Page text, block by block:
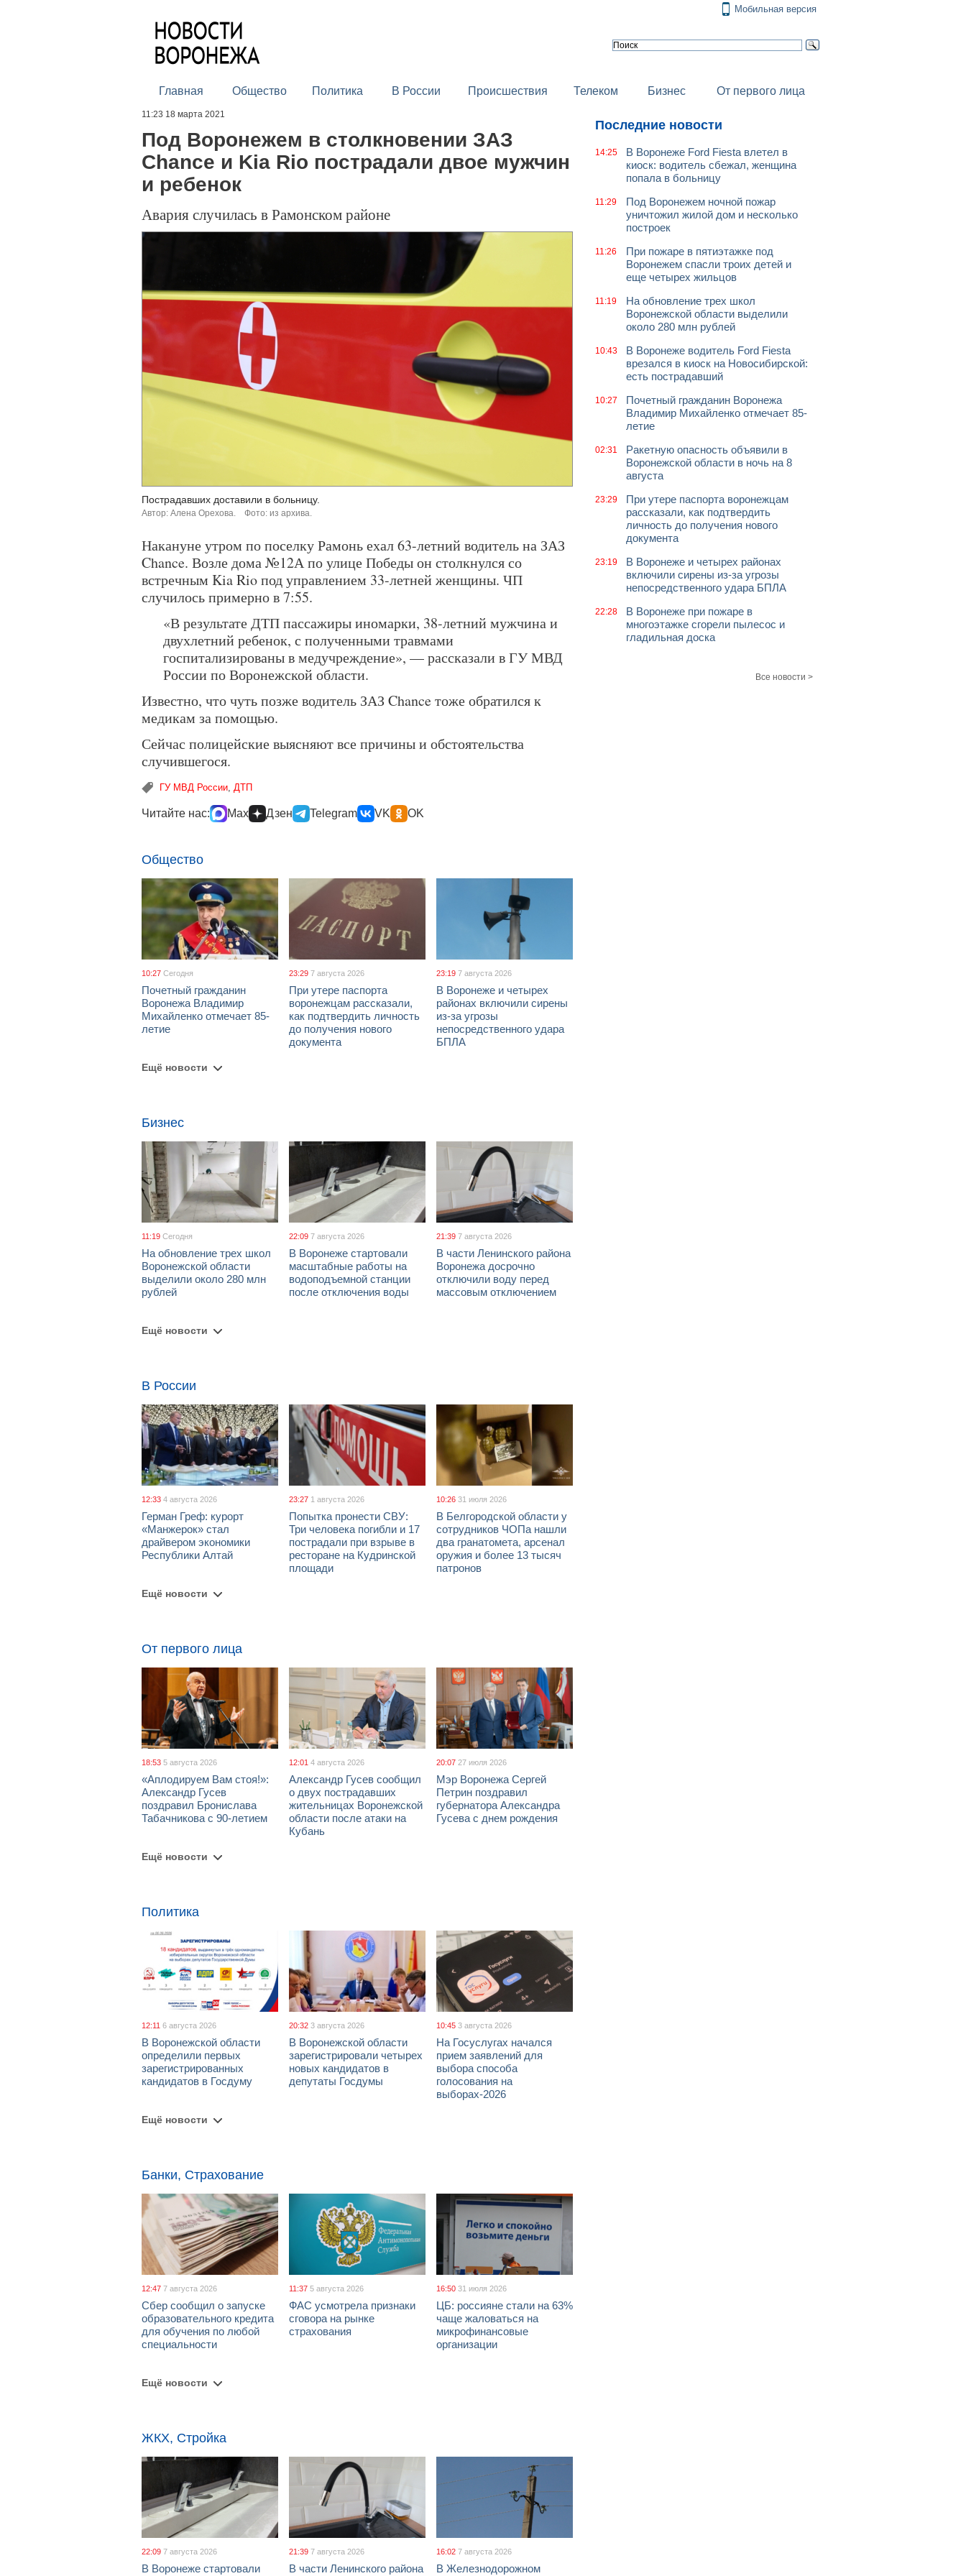
Мобильная версия
Главная Общество Политика В России Происшествия Телеком Бизнес От первого лица
11:23 18 марта 2021
Под Воронежем в столкновении ЗАЗ
Chance и Kia Rio пострадали двое мужчин
и ребенок
Авария случилась в Рамонском районе
Пострадавших доставили в больницу.
Автор: Алена Орехова. Фото: из архива.
Накануне утром по поселку Рамонь ехал 63-летний водитель на ЗАЗ
Chance. Возле дома №12А по улице Победы он столкнулся со
встречным Kia Rio под управлением 33-летней женщины. ЧП
случилось примерно в 7:55.
«В результате ДТП пассажиры иномарки, 38-летний мужчина и
двухлетний ребенок, с полученными травмами
госпитализированы в медучреждение», — рассказали в ГУ МВД
России по Воронежской области.
Известно, что чуть позже водитель ЗАЗ Chance тоже обратился к
медикам за помощью.
Сейчас полицейские выясняют все причины и обстоятельства
случившегося.
ГУ МВД России, ДТП
Читайте нас: Max Дзен Telegram VK OK
Общество
10:27 Сегодня
Почетный гражданин
Воронежа Владимир
Михайленко отмечает 85-
летие
23:29 7 августа 2026
При утере паспорта
воронежцам рассказали,
как подтвердить личность
до получения нового
документа
23:19 7 августа 2026
В Воронеже и четырех
районах включили сирены
из-за угрозы
непосредственного удара
БПЛА
Ещё новости
Бизнес
11:19 Сегодня
На обновление трех школ
Воронежской области
выделили около 280 млн
рублей
22:09 7 августа 2026
В Воронеже стартовали
масштабные работы на
водоподъемной станции
после отключения воды
21:39 7 августа 2026
В части Ленинского района
Воронежа досрочно
отключили воду перед
массовым отключением
Ещё новости
В России
12:33 4 августа 2026
Герман Греф: курорт
«Манжерок» стал
драйвером экономики
Республики Алтай
23:27 1 августа 2026
Попытка пронести СВУ:
Три человека погибли и 17
пострадали при взрыве в
ресторане на Кудринской
площади
10:26 31 июля 2026
В Белгородской области у
сотрудников ЧОПа нашли
два гранатомета, арсенал
оружия и более 13 тысяч
патронов
Ещё новости
От первого лица
18:53 5 августа 2026
«Аплодируем Вам стоя!»:
Александр Гусев
поздравил Бронислава
Табачникова с 90-летием
12:01 4 августа 2026
Александр Гусев сообщил
о двух пострадавших
жительницах Воронежской
области после атаки на
Кубань
20:07 27 июля 2026
Мэр Воронежа Сергей
Петрин поздравил
губернатора Александра
Гусева с днем рождения
Ещё новости
Политика
12:11 6 августа 2026
В Воронежской области
определили первых
зарегистрированных
кандидатов в Госдуму
20:32 3 августа 2026
В Воронежской области
зарегистрировали четырех
новых кандидатов в
депутаты Госдумы
10:45 3 августа 2026
На Госуслугах начался
прием заявлений для
выбора способа
голосования на
выборах-2026
Ещё новости
Банки, Страхование
12:47 7 августа 2026
Сбер сообщил о запуске
образовательного кредита
для обучения по любой
специальности
11:37 5 августа 2026
ФАС усмотрела признаки
сговора на рынке
страхования
16:50 31 июля 2026
ЦБ: россияне стали на 63%
чаще жаловаться на
микрофинансовые
организации
Ещё новости
ЖКХ, Стройка
22:09 7 августа 2026
В Воронеже стартовали
21:39 7 августа 2026
В части Ленинского района
16:02 7 августа 2026
В Железнодорожном
Последние новости
14:25
В Воронеже Ford Fiesta влетел в
киоск: водитель сбежал, женщина
попала в больницу
11:29
Под Воронежем ночной пожар
уничтожил жилой дом и несколько
построек
11:26
При пожаре в пятиэтажке под
Воронежем спасли троих детей и
еще четырех жильцов
11:19
На обновление трех школ
Воронежской области выделили
около 280 млн рублей
10:43
В Воронеже водитель Ford Fiesta
врезался в киоск на Новосибирской:
есть пострадавший
10:27
Почетный гражданин Воронежа
Владимир Михайленко отмечает 85-
летие
02:31
Ракетную опасность объявили в
Воронежской области в ночь на 8
августа
23:29
При утере паспорта воронежцам
рассказали, как подтвердить
личность до получения нового
документа
23:19
В Воронеже и четырех районах
включили сирены из-за угрозы
непосредственного удара БПЛА
22:28
В Воронеже при пожаре в
многоэтажке сгорели пылесос и
гладильная доска
Все новости >